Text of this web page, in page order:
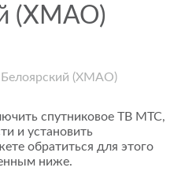
(ХМАО)
(ХМАО)
спутниковое ТВ МТС,
и установить
обратиться для этого
ниже.